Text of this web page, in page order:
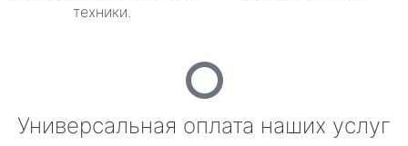
техники.
Универсальная оплата наших услуг